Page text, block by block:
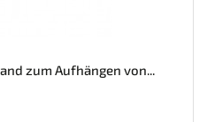
zum Aufhängen von...